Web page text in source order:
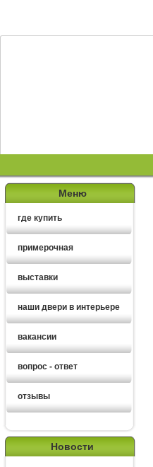
Меню
где купить
примерочная
выставки
наши двери в интерьере
вакансии
вопрос - ответ
отзывы
Новости
Алексей
Здравствуйте!